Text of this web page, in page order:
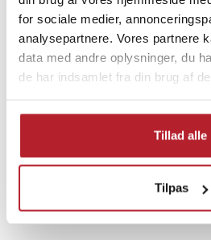
for sociale medier,
analysepartnere. Vores partnere
data med andre oplysninger, du
de har indsamlet fra din brug af
Tillad alle
Tilpas
Finde gode